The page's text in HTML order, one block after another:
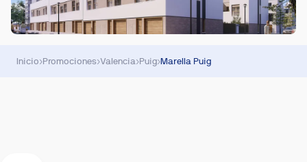
Inicio›Promociones›Valencia›Puig›Marella Puig